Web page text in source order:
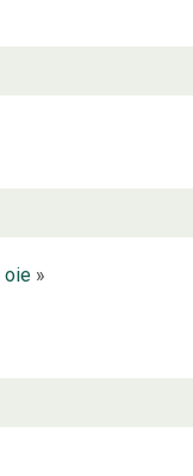
oie»